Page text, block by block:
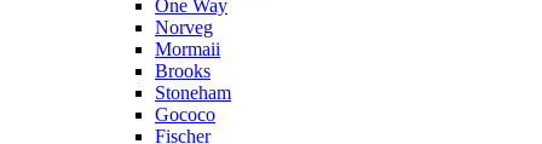
One Way
Norveg
Mormaii
Brooks
Stoneham
Gococo
Fischer